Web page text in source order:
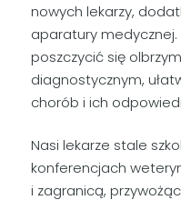
nowych lekarzy,
aparatury medycznej.
poszczycić się
diagnostycznym,
chorób i ich
Nasi lekarze stale
konferencjach
i zagranicą,